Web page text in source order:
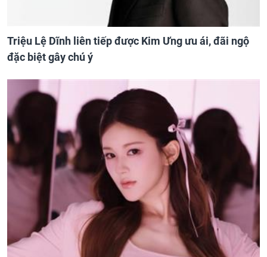
Triệu Lệ Dĩnh liên tiếp được Kim Ưng ưu ái, đãi ngộ
đặc biệt gây chú ý